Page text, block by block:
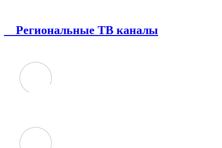
Региональные ТВ каналы